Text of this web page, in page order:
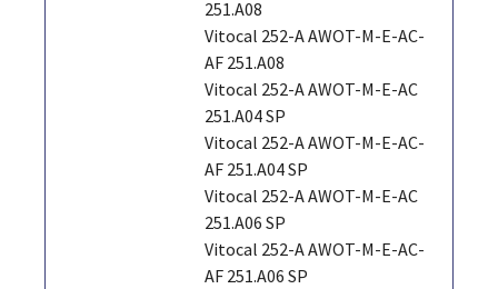
251.A08
Vitocal 252-A AWOT-M-E-AC-
AF 251.A08
Vitocal 252-A AWOT-M-E-AC
251.A04 SP
Vitocal 252-A AWOT-M-E-AC-
AF 251.A04 SP
Vitocal 252-A AWOT-M-E-AC
251.A06 SP
Vitocal 252-A AWOT-M-E-AC-
AF 251.A06 SP